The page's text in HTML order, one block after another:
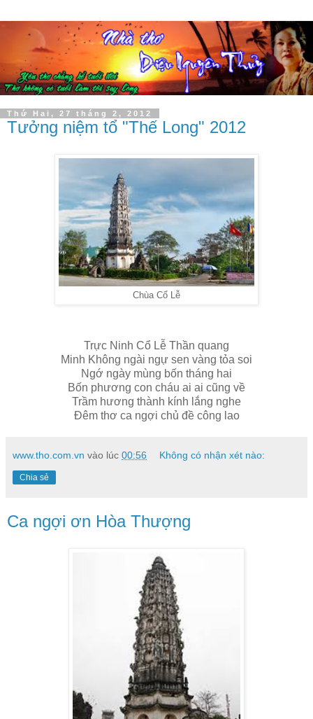
Thứ Hai, 27 tháng 2, 2012
Tưởng niệm tổ "Thế Long" 2012
Chùa Cổ Lễ
Trực Ninh Cổ Lễ Thần quang
Minh Không ngài ngự sen vàng tỏa soi
Ngớ ngày mùng bốn tháng hai
Bốn phương con cháu ai ai cũng về
Trầm hương thành kính lắng nghe
Đêm thơ ca ngợi chủ đề công lao
www.tho.com.vn vào lúc 00:56 Không có nhận xét nào:
Chia sẻ
Ca ngợi ơn Hòa Thượng